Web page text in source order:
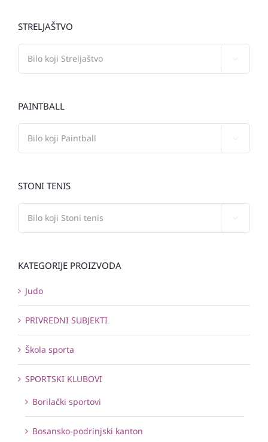
STRELJAŠTVO
PAINTBALL
STONI TENIS
KATEGORIJE PROIZVODA
Judo
PRIVREDNI SUBJEKTI
Škola sporta
SPORTSKI KLUBOVI
Borilački sportovi
Bosansko-podrinjski kanton